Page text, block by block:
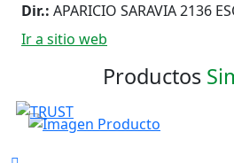
Dir.: APARICIO SARAVIA 2136
Ir a sitio web
Productos